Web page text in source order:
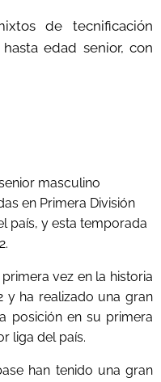
de tecnificación
edad senior, con
masculino
en Primera División
país, y esta temporada
vez en la historia
y ha realizado una gran
posición en su primera
liga del país.
han tenido una gran